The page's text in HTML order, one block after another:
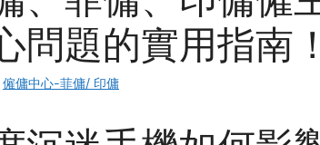
問題的實用指南
僱傭中心-菲傭/ 印傭